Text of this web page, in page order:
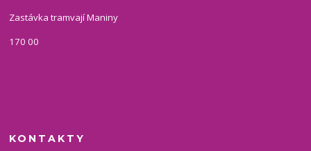
Zastávka tramvají Maniny
170 00
KONTAKTY